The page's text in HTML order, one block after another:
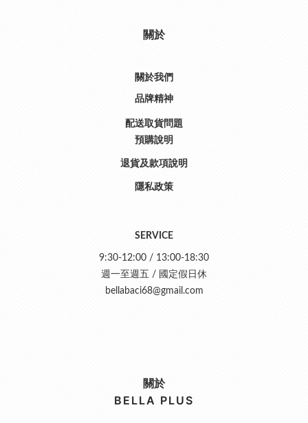
關於
關於我們
品牌精神
配送取貨問題
預購說明
退貨及款項說明
隱私政策
SERVICE
9:30-12:00 / 13:00-18:30
週一至週五 / 國定假日休
bellabaci68@gmail.com
關於
BELLA PLUS